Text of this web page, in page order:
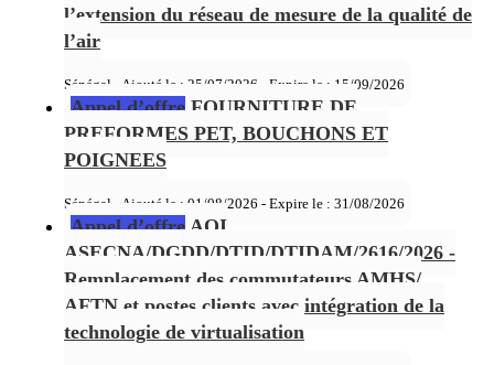
l’extension du réseau de mesure de la qualité de
l’air
Sénégal - Ajouté le : 25/07/2026 - Expire le : 15/09/2026
Appel d’offre FOURNITURE DE
PREFORMES PET, BOUCHONS ET
POIGNEES
Sénégal - Ajouté le : 01/08/2026 - Expire le : 31/08/2026
Appel d’offre AOI
ASECNA/DGDD/DTID/DTIDAM/2616/2026 -
Remplacement des commutateurs AMHS/
AFTN et postes clients avec intégration de la
technologie de virtualisation